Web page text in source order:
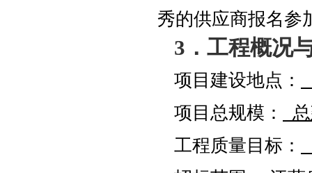
秀的供应商报名参
3．工程概况
项目建设地点：
项目 总规模：
工程质量 目标 ：